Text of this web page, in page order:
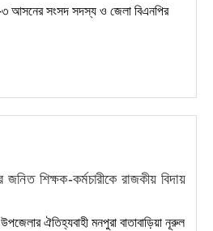
৩ আসনের সংসদ সদস্য ও জেলা বিএনপির
শিক্ষক-কর্মচারীকে রাজকীয় বিদায়
ঐতিহ্যবাহী মনপুরা বাতাবাড়িয়া নূরুল